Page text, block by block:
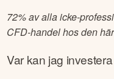
72% av alla icke-
CFD-handel hos den
Var kan jag